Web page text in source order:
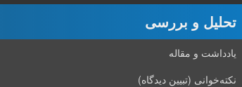
تحلیل و بررسی
یادداشت و مقاله
نکته‌خوانی (تبیین دیدگاه)